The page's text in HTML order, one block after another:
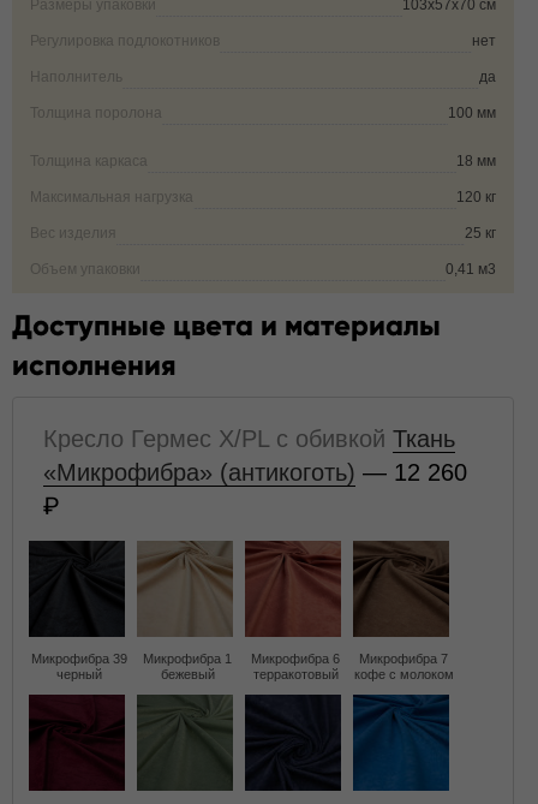
Размеры упаковки 103х57х70 см
Регулировка подлокотников нет
Наполнитель да
Толщина поролона 100 мм
Толщина каркаса 18 мм
Максимальная нагрузка 120 кг
Вес изделия 25 кг
Объем упаковки 0,41 м3
Доступные цвета и материалы
исполнения
Кресло Гермес X/PL с обивкой Ткань
«Микрофибра» (антикоготь) — 12 260
Микрофибра 39
черный
Микрофибра 1
бежевый
Микрофибра 6
терракотовый
Микрофибра 7
кофе с молоком